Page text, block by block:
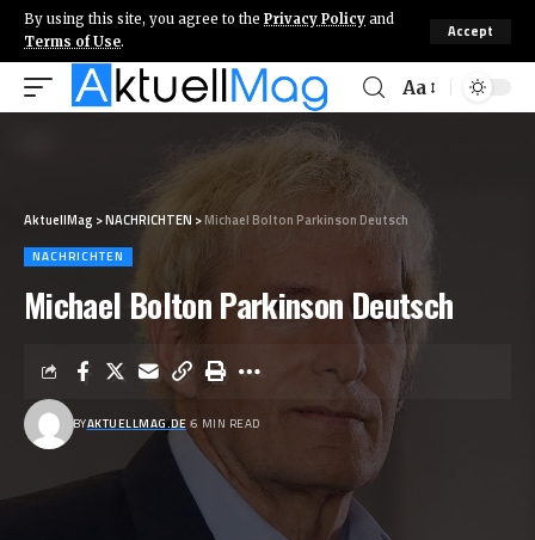
By using this site, you agree to the Privacy Policy and
Terms of Use.
Accept
Aa
AktuellMag >NACHRICHTEN>Michael Bolton Parkinson Deutsch
NACHRICHTEN
Michael Bolton Parkinson Deutsch
BYAKTUELLMAG.DE 6 MIN READ